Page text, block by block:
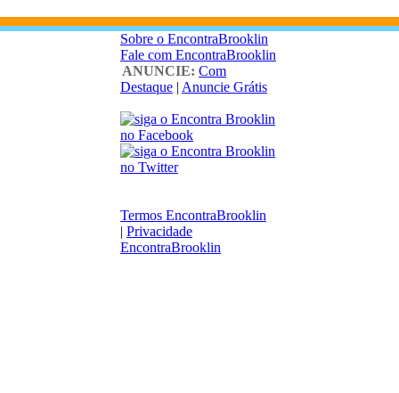
Sobre o EncontraBrooklin
Fale com EncontraBrooklin
ANUNCIE: Com
Destaque | Anuncie Grátis
Termos EncontraBrooklin
| Privacidade
EncontraBrooklin